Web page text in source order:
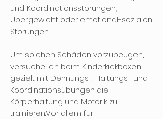
und Koordinationsstörungen,
Übergewicht oder emotional-sozialen
Störungen.
Um solchen Schäden vorzubeugen,
versuche ich beim Kinderkickboxen
gezielt mit Dehnungs-, Haltungs- und
Koordinationsübungen die
Körperhaltung und Motorik zu
trainieren.Vor allem für